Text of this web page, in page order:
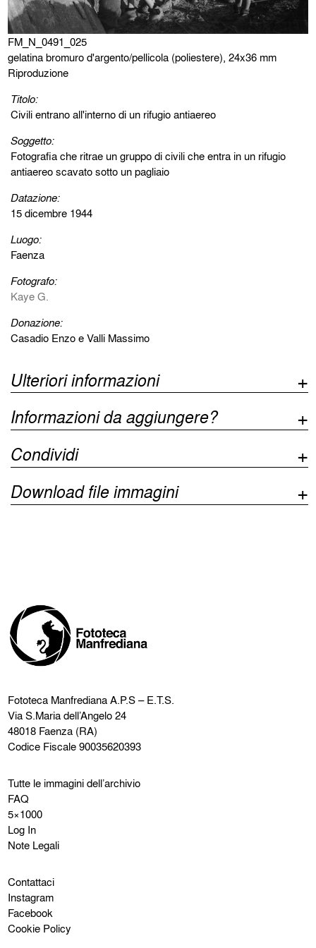
FM_N_0491_025
gelatina bromuro d'argento/pellicola (poliestere), 24x36 mm
Riproduzione
Titolo:
Civili entrano all'interno di un rifugio antiaereo
Soggetto:
Fotografia che ritrae un gruppo di civili che entra in un rifugio
antiaereo scavato sotto un pagliaio
Datazione:
15 dicembre 1944
Luogo:
Faenza
Fotografo:
Kaye G.
Donazione:
Casadio Enzo e Valli Massimo
Ulteriori informazioni
Informazioni da aggiungere?
Condividi
Download file immagini
Fototeca ManfredianaA.P.S – E.T.S.
Via S.Maria dell’Angelo 24
48018 Faenza (RA)
Codice Fiscale 90035620393
Tutte le immagini dell’archivio
FAQ
5×1000
Log In
Note Legali
Contattaci
Instagram
Facebook
Cookie Policy